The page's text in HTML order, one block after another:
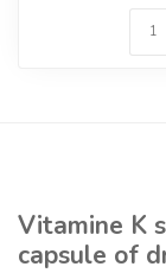
Vitamine K
capsule of